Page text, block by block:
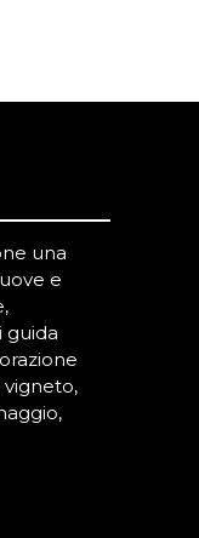
una
e
guida